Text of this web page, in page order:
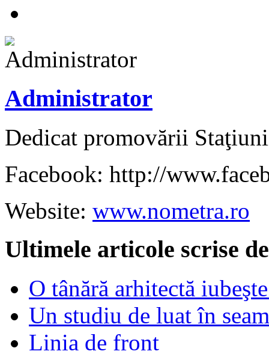
Administrator
Dedicat promovării
Facebook: http://
Website: www.nometra.ro
Ultimele articole scrise
O tânără arhitectă
Un studiu de luat în
Linia de front